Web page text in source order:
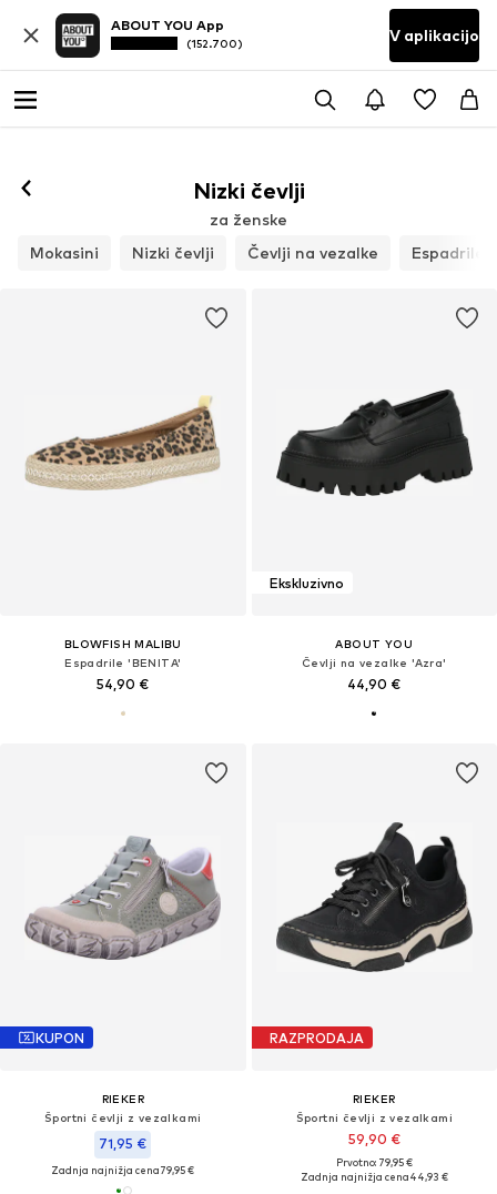
ABOUT YOU App
(152.700) V aplikacijo
Nizki čevlji
za ženske
Mokasini
Nizki čevlji Čevlji na vezalke Espadrile
BLOWFISH MALIBU
Espadrile 'BENITA'
54,90 €
Ekskluzivno
ABOUT YOU
Čevlji na vezalke 'Azra'
44,90 €
KUPON
RIEKER
Športni čevlji z vezalkami
71,95 €
Zadnja najnižja cena79,95 €
RAZPRODAJA
RIEKER
Športni čevlji z vezalkami
59,90 €
Prvotno: 79,95 €
Zadnja najnižja cena44,93 €